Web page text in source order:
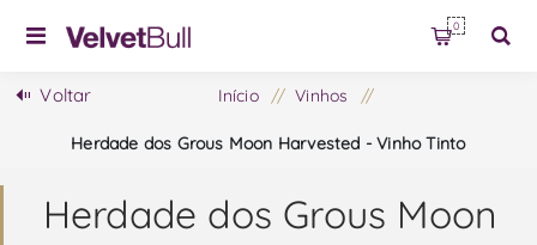
0
Voltar Início / Vinhos /
Herdade dos Grous Moon Harvested - Vinho Tinto
Herdade dos Grous Moon